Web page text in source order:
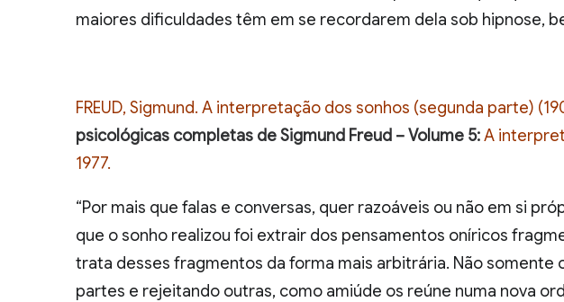
maiores dificuldades têm em se recordarem dela sob hipnose,
FREUD, Sigmund. A interpretação dos sonhos (segunda parte)
psicológicas completas de Sigmund Freud – Volume 5:A
1977.
“Por mais que falas e conversas, quer razoáveis ou não em si
que o sonho realizou foi extrair dos pensamentos oníricos
trata desses fragmentos da forma mais arbitrária. Não
partes e rejeitando outras, como amiúde os reúne numa nova